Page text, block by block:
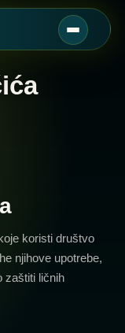
koristi društvo
njihove upotrebe,
zaštiti ličnih